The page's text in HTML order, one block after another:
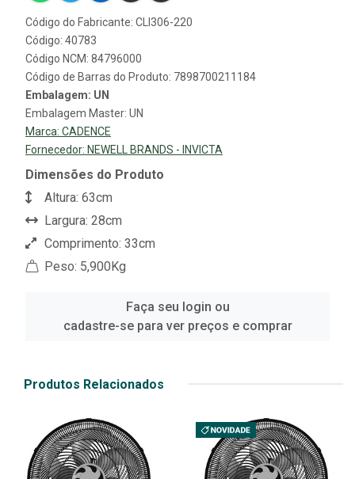
Código do Fabricante: CLI306-220
Código: 40783
Código NCM: 84796000
Código de Barras do Produto: 7898700211184
Embalagem: UN
Embalagem Master: UN
Marca: CADENCE
Fornecedor: NEWELL BRANDS - INVICTA
Dimensões do Produto
Altura: 63cm
Largura: 28cm
Comprimento: 33cm
Peso: 5,900Kg
Faça seu login ou
cadastre-se para ver preços e comprar
Produtos Relacionados